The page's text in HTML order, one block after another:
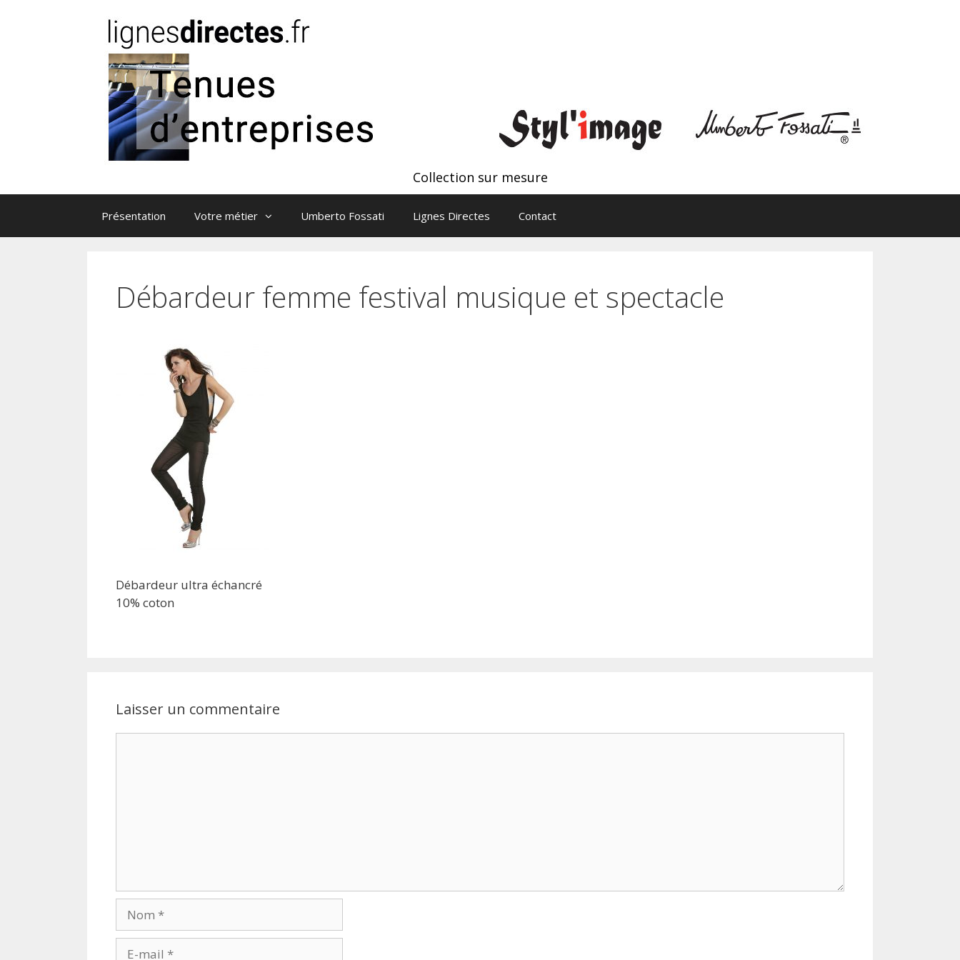
Collection sur mesure
Présentation Votre métier Umberto Fossati Lignes Directes Contact
Débardeur femme festival musique et spectacle
Débardeur ultra échancré
10% coton
Laisser un commentaire